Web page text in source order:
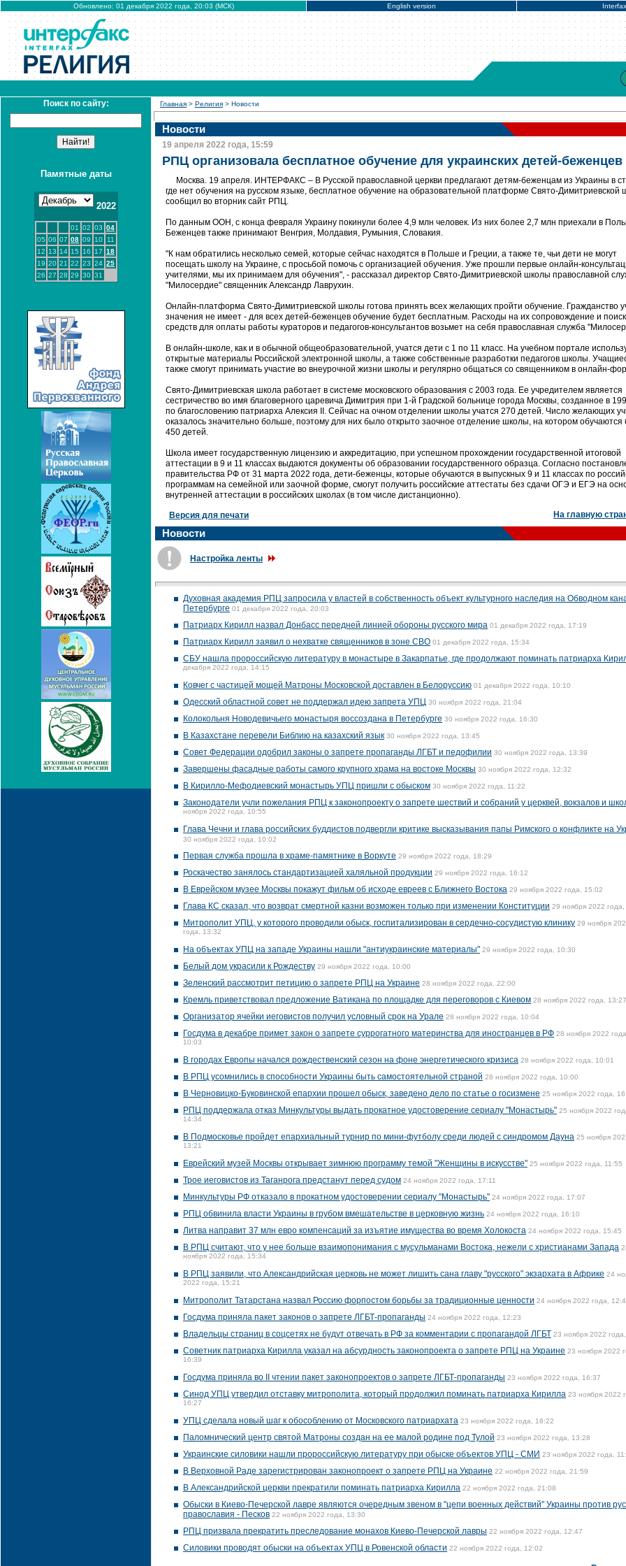
Обновлено: 01 декабря 2022 года, 20:03 (МСК) English version
Поиск по сайту:
Памятные даты
2022
01 02 03 04
05 06 07 08 09 10
11
12 13 14 15 16 17 18
19 20 21 22 23 24 25
26 27 28 29 30 31
Главная > Религия > Новости
Новости
19 апреля 2022 года, 15:59
РПЦ организовала бесплатное обучение для украинских детей-беженцев
Москва. 19 апреля. ИНТЕРФАКС – В Русской православной церкви предлагают детям-беженцам из Украины в
где нет обучения на русском языке, бесплатное обучение на образовательной платформе Свято-Димитриевской
сообщил во вторник сайт РПЦ.
По данным ООН, с конца февраля Украину покинули более 4,9 млн человек. Из них более 2,7 млн приехали в
Беженцев также принимают Венгрия, Молдавия, Румыния, Словакия.
"К нам обратились несколько семей, которые сейчас находятся в Польше и Греции, а также те, чьи дети не могут
посещать школу на Украине, с просьбой помочь с организацией обучения. Уже прошли первые онлайн-
учителями, мы их принимаем для обучения", - рассказал директор Свято-Димитриевской школы православной
"Милосердие" священник Александр Лаврухин.
Онлайн-платформа Свято-Димитриевской школы готова принять всех желающих пройти обучение. Гражданство
значения не имеет - для всех детей-беженцев обучение будет бесплатным. Расходы на их сопровождение и поиск
средств для оплаты работы кураторов и педагогов-консультантов возьмет на себя православная служба
В онлайн-школе, как и в обычной общеобразовательной, учатся дети с 1 по 11 класс. На учебном портале
открытые материалы Российской электронной школы, а также собственные разработки педагогов школы.
также смогут принимать участие во внеурочной жизни школы и регулярно общаться со священником в онлайн-
Свято-Димитриевская школа работает в системе московского образования с 2003 года. Ее учредителем является
сестричество во имя благоверного царевича Димитрия при 1-й Градской больнице города Москвы, созданное в
по благословению патриарха Алексия II. Сейчас на очном отделении школы учатся 270 детей. Число желающих
оказалось значительно больше, поэтому для них было открыто заочное отделение школы, на котором обучаются
450 детей.
Школа имеет государственную лицензию и аккредитацию, при успешном прохождении государственной итоговой
аттестации в 9 и 11 классах выдаются документы об образовании государственного образца. Согласно
правительства РФ от 31 марта 2022 года, дети-беженцы, которые обучаются в выпускных 9 и 11 классах по
программам на семейной или заочной форме, смогут получить российские аттестаты без сдачи ОГЭ и ЕГЭ на
внутренней аттестации в российских школах (в том числе дистанционно).
Версия для печати На главную
Новости
Настройка ленты
Духовная академия РПЦ запросила у властей в собственность объект культурного наследия на Обводном
Петербурге 01 декабря 2022 года, 20:03
Патриарх Кирилл назвал Донбасс передней линией обороны русского мира 01 декабря 2022 года, 17:19
Патриарх Кирилл заявил о нехватке священников в зоне СВО 01 декабря 2022 года, 15:34
CБУ нашла пророссийскую литературу в монастыре в Закарпатье, где продолжают поминать патриарха
декабря 2022 года, 14:15
Ковчег с частицей мощей Матроны Московской доставлен в Белоруссию 01 декабря 2022 года, 10:10
Одесский областной совет не поддержал идею запрета УПЦ 30 ноября 2022 года, 21:04
Колокольня Новодевичьего монастыря воссоздана в Петербурге 30 ноября 2022 года, 16:30
В Казахстане перевели Библию на казахский язык 30 ноября 2022 года, 13:45
Совет Федерации одобрил законы о запрете пропаганды ЛГБТ и педофилии 30 ноября 2022 года, 13:39
Завершены фасадные работы самого крупного храма на востоке Москвы 30 ноября 2022 года, 12:32
В Кирилло-Мефодиевский монастырь УПЦ пришли с обыском 30 ноября 2022 года, 11:22
Законодатели учли пожелания РПЦ к законопроекту о запрете шествий и собраний у церквей, вокзалов и
ноября 2022 года, 10:55
Глава Чечни и глава российских буддистов подвергли критике высказывания папы Римского о конфликте на
30 ноября 2022 года, 10:02
Первая служба прошла в храме-памятнике в Воркуте 29 ноября 2022 года, 18:29
Роскачество занялось стандартизацией халяльной продукции 29 ноября 2022 года, 16:12
В Еврейском музее Москвы покажут фильм об исходе евреев с Ближнего Востока 29 ноября 2022 года, 15:02
Глава КС сказал, что возврат смертной казни возможен только при изменении Конституции 29 ноября 2022 года,
Митрополит УПЦ, у которого проводили обыск, госпитализирован в сердечно-сосудистую клинику 29 ноября
года, 13:32
На объектах УПЦ на западе Украины нашли "антиукраинские материалы" 29 ноября 2022 года, 10:30
Белый дом украсили к Рождеству 29 ноября 2022 года, 10:00
Зеленский рассмотрит петицию о запрете РПЦ на Украине 28 ноября 2022 года, 22:00
Кремль приветствовал предложение Ватикана по площадке для переговоров с Киевом 28 ноября 2022 года, 13:27
Организатор ячейки иеговистов получил условный срок на Урале 28 ноября 2022 года, 10:04
Госдума в декабре примет закон о запрете суррогатного материнства для иностранцев в РФ 28 ноября 2022 года,
10:03
В городах Европы начался рождественский сезон на фоне энергетического кризиса 28 ноября 2022 года, 10:01
В РПЦ усомнились в способности Украины быть самостоятельной страной 28 ноября 2022 года, 10:00
В Черновицко-Буковинской епархии прошел обыск, заведено дело по статье о госизмене 25 ноября 2022 года,
РПЦ поддержала отказ Минкультуры выдать прокатное удостоверение сериалу "Монастырь" 25 ноября 2022
14:34
В Подмосковье пройдет епархиальный турнир по мини-футболу среди людей с синдромом Дауна 25 ноября
13:21
Еврейский музей Москвы открывает зимнюю программу темой "Женщины в искусстве" 25 ноября 2022 года, 11:55
Трое иеговистов из Таганрога предстанут перед судом 24 ноября 2022 года, 17:11
Минкультуры РФ отказало в прокатном удостоверении сериалу "Монастырь" 24 ноября 2022 года, 17:07
РПЦ обвинила власти Украины в грубом вмешательстве в церковную жизнь 24 ноября 2022 года, 16:10
Литва направит 37 млн евро компенсаций за изъятие имущества во время Холокоста 24 ноября 2022 года, 15:45
В РПЦ считают, что у нее больше взаимопонимания с мусульманами Востока, нежели с христианами Запада
ноября 2022 года, 15:34
В РПЦ заявили, что Александрийская церковь не может лишить сана главу "русского" экзархата в Африке 24
2022 года, 15:21
Митрополит Татарстана назвал Россию форпостом борьбы за традиционные ценности 24 ноября 2022 года,
Госдума приняла пакет законов о запрете ЛГБТ-пропаганды 24 ноября 2022 года, 12:23
Владельцы страниц в соцсетях не будут отвечать в РФ за комментарии с пропагандой ЛГБТ 23 ноября 2022
Советник патриарха Кирилла указал на абсурдность законопроекта о запрете РПЦ на Украине 23 ноября 2022
16:39
Госдума приняла во II чтении пакет законопроектов о запрете ЛГБТ-пропаганды 23 ноября 2022 года, 16:37
Синод УПЦ утвердил отставку митрополита, который продолжил поминать патриарха Кирилла 23 ноября 2022
16:27
УПЦ сделала новый шаг к обособлению от Московского патриархата 23 ноября 2022 года, 16:22
Паломнический центр святой Матроны создан на ее малой родине под Тулой 23 ноября 2022 года, 13:28
Украинские силовики нашли пророссийскую литературу при обыске объектов УПЦ - СМИ 23 ноября 2022 года,
В Верховной Раде зарегистрирован законопроект о запрете РПЦ на Украине 22 ноября 2022 года, 21:59
В Александрийской церкви прекратили поминать патриарха Кирилла 22 ноября 2022 года, 21:08
Обыски в Киево-Печерской лавре являются очередным звеном в "цепи военных действий" Украины против
православия - Песков 22 ноября 2022 года, 13:30
РПЦ призвала прекратить преследование монахов Киево-Печерской лавры 22 ноября 2022 года, 12:47
Силовики проводят обыски на объектах УПЦ в Ровенской области 22 ноября 2022 года, 12:02